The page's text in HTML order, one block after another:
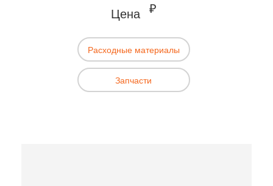
Цена ₽
Расходные материалы
Запчасти